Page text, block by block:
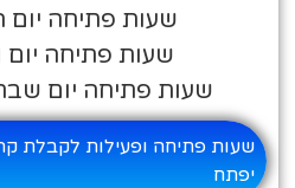
שעות פתיחה יום ה': 24
שעות פתיחה יום ו': 24
שעות פתיחה יום שבת וחג:
שעות פתיחה ופעילות לקבלת
יפתח